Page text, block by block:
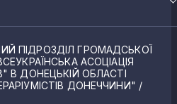
ПІДРОЗДІЛ ГРОМАДСЬКОЇ
АСОЦІАЦІЯ
В ДОНЕЦЬКІЙ ОБЛАСТІ
ДОНЕЧЧИНИ" /